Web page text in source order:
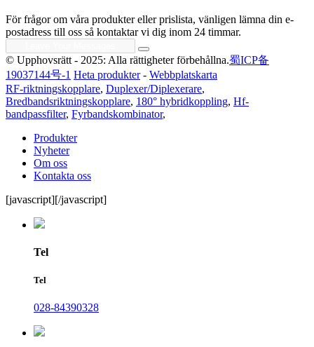
För frågor om våra produkter eller prislista, vänligen lämna din e-
postadress till oss så kontaktar vi dig inom 24 timmar.
© Upphovsrätt - 2025: Alla rättigheter förbehållna.蜀ICP备
19037144号-1 Heta produkter- Webbplatskarta
RF-riktningskopplare, Duplexer/Diplexerare,
Bredbandsriktningskopplare, 180° hybridkoppling, Hf-
bandpassfilter, Fyrbandskombinator,
Produkter
Nyheter
Om oss
Kontakta oss
[javascript][/javascript]
Tel
Tel
028-84390328